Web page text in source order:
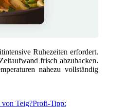
Ruhezeiten erfordert.
frisch abzubacken.
nahezu vollständig
von Teig?Profi-Tipp: